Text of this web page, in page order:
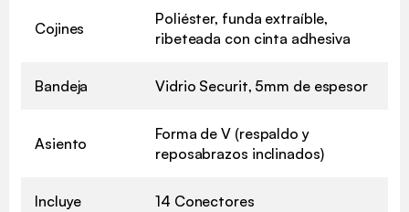
Cojines
Poliéster, funda extraíble,
ribeteada con cinta adhesiva
Bandeja Vidrio Securit, 5mm de espesor
Asiento
Forma de V (respaldo y
reposabrazos inclinados)
Incluye 14 Conectores